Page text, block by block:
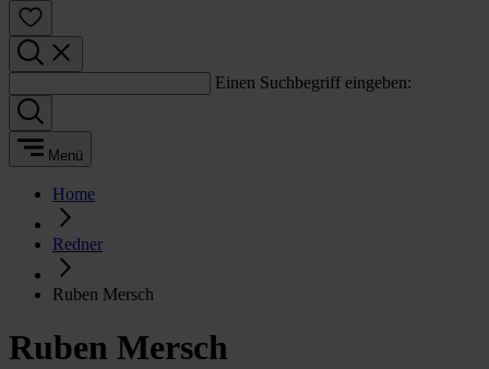
Einen Suchbegriff eingeben:
Menü
Home
Redner
Ruben Mersch
Ruben Mersch